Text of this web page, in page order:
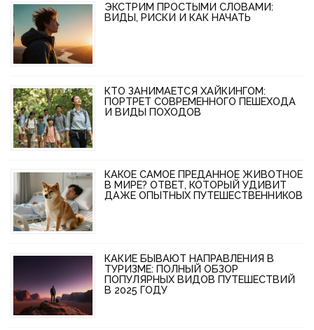
ЭКСТРИМ ПРОСТЫМИ СЛОВАМИ:
ВИДЫ, РИСКИ И КАК НАЧАТЬ
КТО ЗАНИМАЕТСЯ ХАЙКИНГОМ:
ПОРТРЕТ СОВРЕМЕННОГО ПЕШЕХОДА
И ВИДЫ ПОХОДОВ
КАКОЕ САМОЕ ПРЕДАННОЕ ЖИВОТНОЕ
В МИРЕ? ОТВЕТ, КОТОРЫЙ УДИВИТ
ДАЖЕ ОПЫТНЫХ ПУТЕШЕСТВЕННИКОВ
КАКИЕ БЫВАЮТ НАПРАВЛЕНИЯ В
ТУРИЗМЕ: ПОЛНЫЙ ОБЗОР
ПОПУЛЯРНЫХ ВИДОВ ПУТЕШЕСТВИЙ
В 2025 ГОДУ